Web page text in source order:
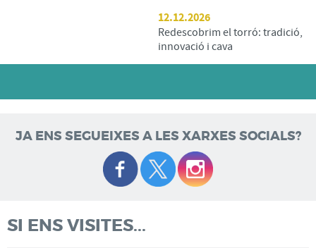
12.12.2026
Redescobrim el torró: tradició,
innovació i cava
JA ENS SEGUEIXES A LES XARXES SOCIALS?
SI ENS VISITES...